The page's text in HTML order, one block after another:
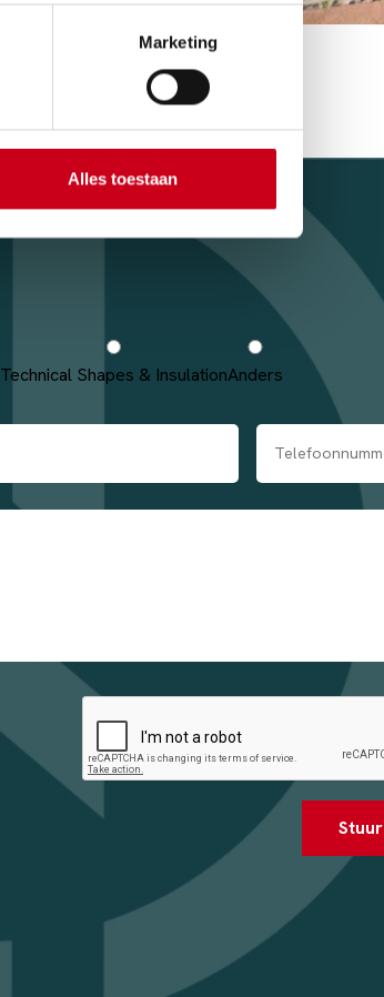
Marketing
Alles toestaan
Technical Shapes & InsulationAnders
Stuur